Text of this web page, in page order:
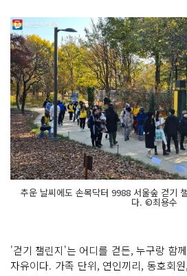
추운 날씨에도 손목닥터 9988 서울숲 걷기
다. ©최용수
'걷기 챌린지'는 어디를 걷든, 누구랑 함
자유이다. 가족 단위, 연인끼리, 동호회